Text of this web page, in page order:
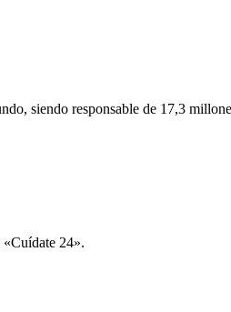
siendo responsable de 17,3
«Cuídate 24».